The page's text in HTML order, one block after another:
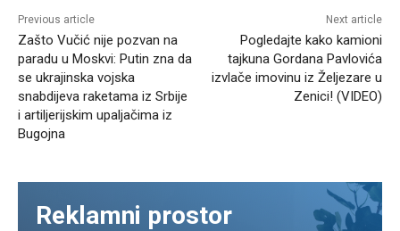
Previous article
Zašto Vučić nije pozvan na
paradu u Moskvi: Putin zna da
se ukrajinska vojska
snabdijeva raketama iz Srbije
i artiljerijskim upaljačima iz
Bugojna
Next article
Pogledajte kako kamioni
tajkuna Gordana Pavlovića
izvlače imovinu iz Željezare u
Zenici! (VIDEO)
Reklamni prostor